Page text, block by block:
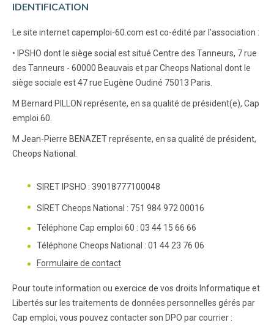
IDENTIFICATION
Le site internet capemploi-60.com est co-édité par l'association :
• IPSHO dont le siège social est situé Centre des Tanneurs, 7 rue
des Tanneurs - 60000 Beauvais et par Cheops National dont le
siège sociale est 47 rue Eugène Oudiné 75013 Paris.
M Bernard PILLON représente, en sa qualité de président(e), Cap
emploi 60.
M Jean-Pierre BENAZET représente, en sa qualité de président,
Cheops National.
SIRET IPSHO : 39018777100048
SIRET Cheops National : 751 984 972 00016
Téléphone Cap emploi 60 : 03 44 15 66 66
Téléphone Cheops National : 01 44 23 76 06
Formulaire de contact
Pour toute information ou exercice de vos droits Informatique et
Libertés sur les traitements de données personnelles gérés par
Cap emploi, vous pouvez contacter son DPO par courrier :